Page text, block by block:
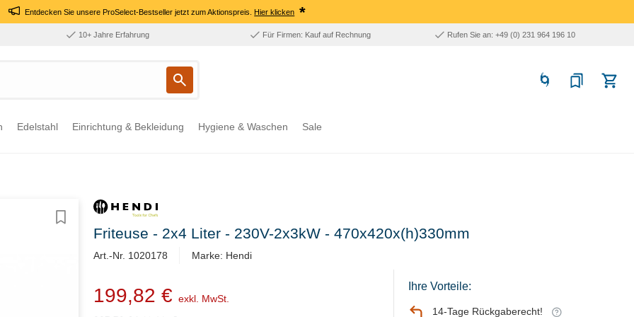
Entdecken Sie unsere ProSelect-Bestseller jetzt zum Aktionspreis.Hier klicken *
10+ Jahre Erfahrung Für Firmen: Kauf auf Rechnung Rufen Sie an: +49 (0) 231 964 196 10
Edelstahl Einrichtung & Bekleidung Hygiene & Waschen Sale
Friteuse - 2x4 Liter - 230V-2x3kW - 470x420x(h)330mm
Art.-Nr. 1020178 Marke: Hendi
199,82 € exkl. MwSt.
Ihre Vorteile:
14-Tage Rückgaberecht!